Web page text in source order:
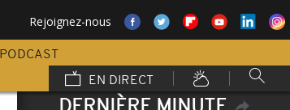
Rejoignez-nous
PODCAST
EN DIRECT